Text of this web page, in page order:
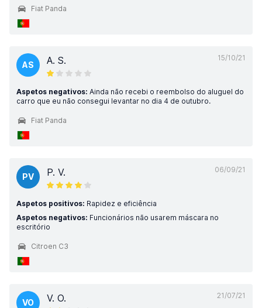
Fiat Panda
15/10/21
AS A. S.
Aspetos negativos: Ainda não recebi o reembolso do aluguel do
carro que eu não consegui levantar no dia 4 de outubro.
Fiat Panda
06/09/21
PV P. V.
Aspetos positivos: Rapidez e eficiência
Aspetos negativos: Funcionários não usarem máscara no
escritório
Citroen C3
21/07/21
VO V. O.